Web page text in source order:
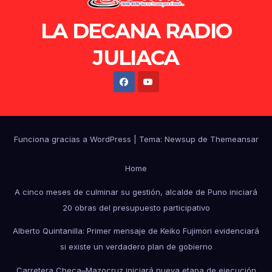
LA DECANA RADIO
JULIACA
Funciona gracias a WordPress Tema: Newsup de Themeansar
Home
A cinco meses de culminar su gestión, alcalde de Puno iniciará
20 obras del presupuesto participativo
Alberto Quintanilla: Primer mensaje de Keiko Fujimori evidenciará
si existe un verdadero plan de gobierno